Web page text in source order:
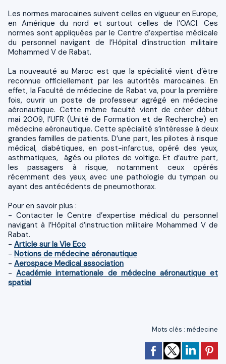
Les normes marocaines suivent celles en vigueur en Europe,
en Amérique du nord et surtout celles de l’OACI. Ces
normes sont appliquées par le Centre d’expertise médicale
du personnel navigant de l’Hôpital d’instruction militaire
Mohammed V de Rabat.
La nouveauté au Maroc est que la spécialité vient d’être
reconnue officiellement par les autorités marocaines. En
effet, la Faculté de médecine de Rabat va, pour la première
fois, ouvrir un poste de professeur agrégé en médecine
aéronautique. Cette même faculté vient de créer début
mai 2009, l’UFR (Unité de Formation et de Recherche) en
médecine aéronautique. Cette spécialité s’intéresse à deux
grandes familles de patients. D’une part, les pilotes à risque
médical, diabétiques, en post-infarctus, opéré des yeux,
asthmatiques, âgés ou pilotes de voltige. Et d’autre part,
les passagers à risque, notamment ceux opérés
récemment des yeux, avec une pathologie du tympan ou
ayant des antécédents de pneumothorax.
Pour en savoir plus :
- Contacter le Centre d’expertise médical du personnel
navigant à l’Hôpital d’instruction militaire Mohammed V de
Rabat.
- Article sur la Vie Eco
- Notions de médecine aéronautique
- Aerospace Medical association
-Académie internationale de médecine aéronautique et
spatial
Mots clés : médecine